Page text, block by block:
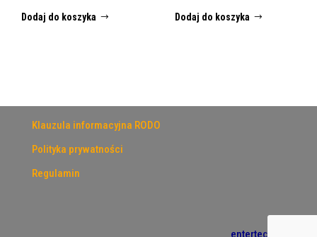
Dodaj do koszyka Dodaj do koszyka
Klauzula informacyjna RODO
Polityka prywatności
Regulamin
entertech.pl